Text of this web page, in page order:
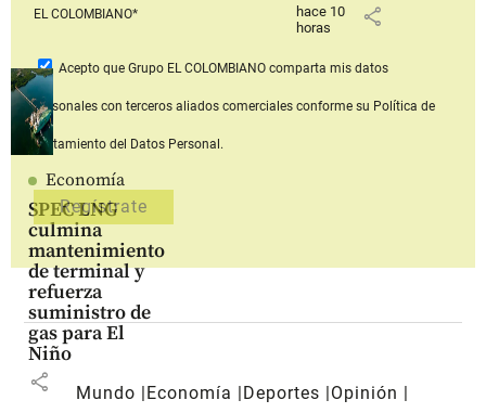
hace 10
horas
share
Economía
SPEC LNG
culmina
mantenimiento
de terminal y
refuerza
suministro de
gas para El
Niño
share
EL COLOMBIANO*
Acepto que Grupo EL COLOMBIANOcomparta mis datos
personales con terceros aliados comerciales conforme su Política de
Tratamiento del Datos Personal.
Mundo Economía Deportes
Opinión